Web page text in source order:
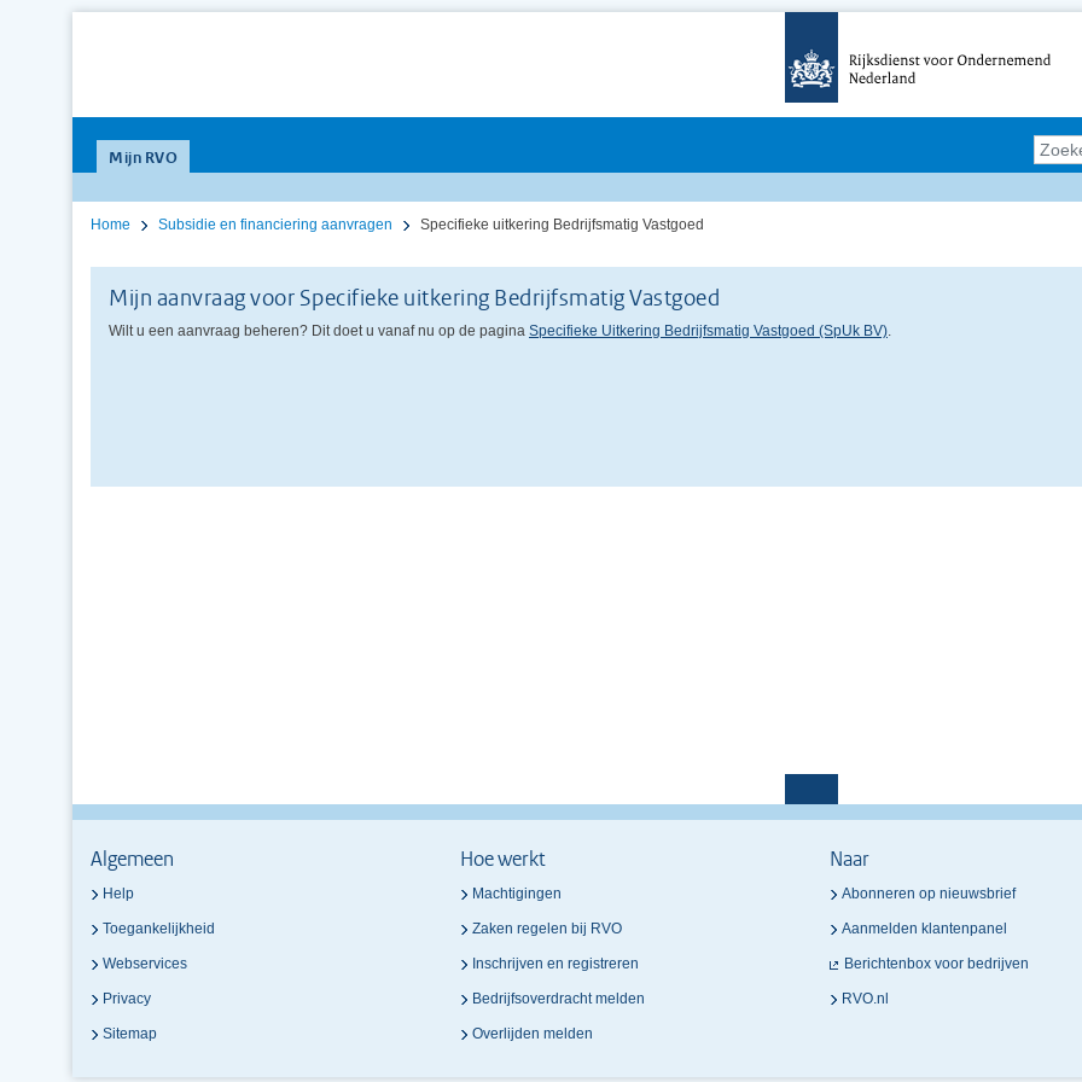
Mijn RVO
Home Subsidie en financiering aanvragen Specifieke uitkering Bedrijfsmatig Vastgoed
Mijn aanvraag voor Specifieke uitkering Bedrijfsmatig Vastgoed
Wilt u een aanvraag beheren? Dit doet u vanaf nu op de pagina Specifieke Uitkering Bedrijfsmatig Vastgoed (SpUk BV).
Algemeen
Help
Toegankelijkheid
Webservices
Privacy
Sitemap
Hoe werkt
Machtigingen
Zaken regelen bij RVO
Inschrijven en registreren
Bedrijfsoverdracht melden
Overlijden melden
Naar
Abonneren op nieuwsbrief
Aanmelden klantenpanel
Berichtenbox voor bedrijven
RVO.nl